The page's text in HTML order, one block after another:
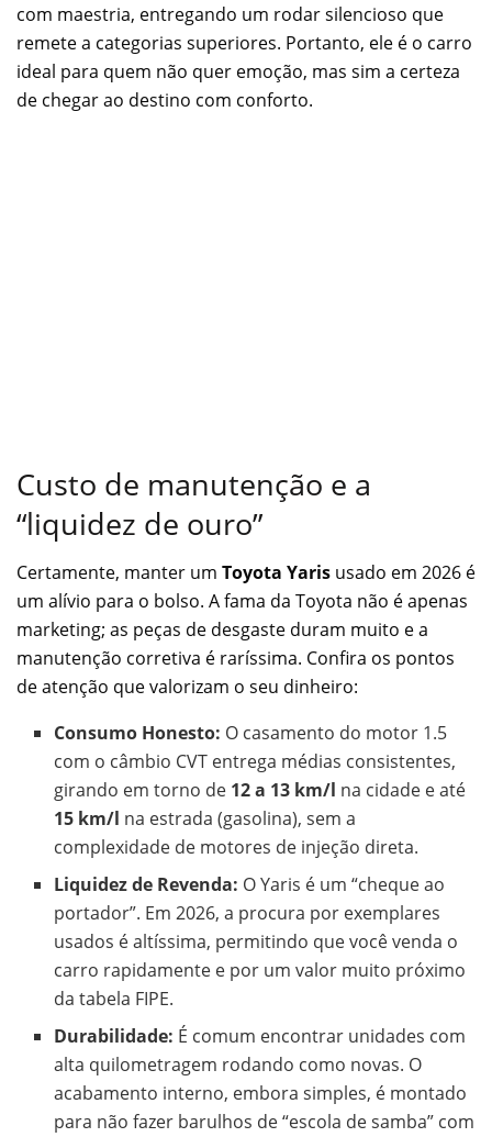
com maestria, entregando um rodar silencioso que
remete a categorias superiores. Portanto, ele é o carro
ideal para quem não quer emoção, mas sim a certeza
de chegar ao destino com conforto.
Custo de manutenção e a
“liquidez de ouro”
Certamente, manter um Toyota Yaris usado em 2026 é
um alívio para o bolso. A fama da Toyota não é apenas
marketing; as peças de desgaste duram muito e a
manutenção corretiva é raríssima. Confira os pontos
de atenção que valorizam o seu dinheiro:
Consumo Honesto: O casamento do motor 1.5
com o câmbio CVT entrega médias consistentes,
girando em torno de 12 a 13 km/l na cidade e até
15 km/l na estrada (gasolina), sem a
complexidade de motores de injeção direta.
Liquidez de Revenda: O Yaris é um “cheque ao
portador”. Em 2026, a procura por exemplares
usados é altíssima, permitindo que você venda o
carro rapidamente e por um valor muito próximo
da tabela FIPE.
Durabilidade: É comum encontrar unidades com
alta quilometragem rodando como novas. O
acabamento interno, embora simples, é montado
para não fazer barulhos de “escola de samba” com